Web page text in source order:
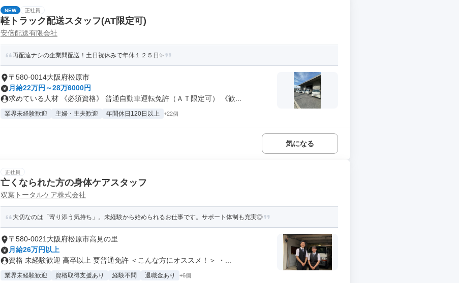
NEW 正社員
軽トラック配送スタッフ(AT限定可)
安倍配送有限会社
再配達ナシの企業間配送！土日祝休みで年休１２５日✨
〒580-0014大阪府松原市
月給22万円～28万6000円
求めている人材 《必須資格》 普通自動車運転免許（ＡＴ限定可） 《歓...
業界未経験歓迎 主婦・主夫歓迎 年間休日120日以上 +22個
気になる
正社員
亡くなられた方の身体ケアスタッフ
双葉トータルケア株式会社
大切なのは「寄り添う気持ち」。未経験から始められるお仕事です。サポート体制も充実◎
〒580-0021大阪府松原市高見の里
月給26万円以上
資格 未経験歓迎 高卒以上 要普通免許 ＜こんな方にオススメ！＞ ・...
業界未経験歓迎 資格取得支援あり 経験不問 退職金あり +6個